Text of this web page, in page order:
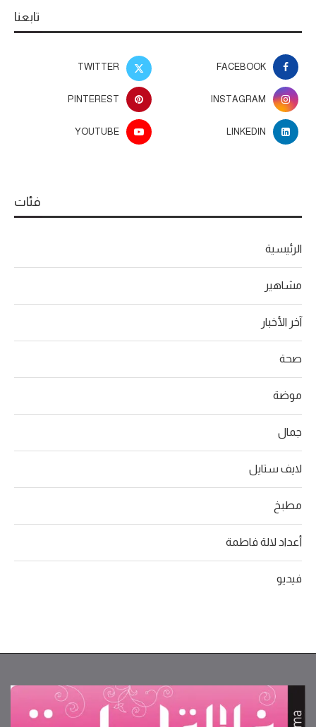
تابعنا
FACEBOOK
TWITTER
INSTAGRAM
PINTEREST
LINKEDIN
YOUTUBE
فئات
الرئيسية
مشاهير
آخر الأخبار
صحة
موضة
جمال
لايف ستايل
مطبخ
أعداد لالة فاطمة
فيديو